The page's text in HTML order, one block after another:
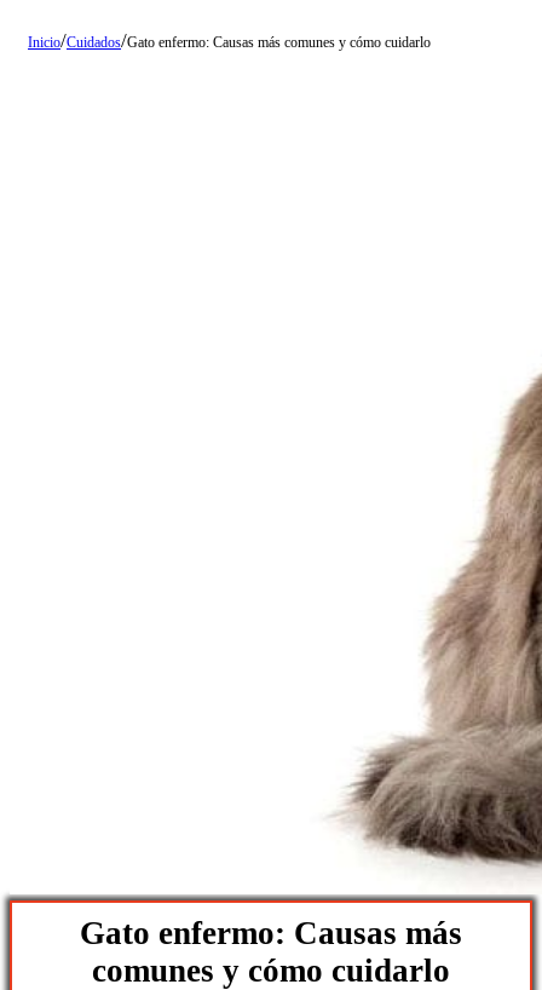
Inicio/Cuidados/Gato enfermo: Causas más comunes y cómo cuidarlo
Gato enfermo: Causas más
comunes y cómo cuidarlo